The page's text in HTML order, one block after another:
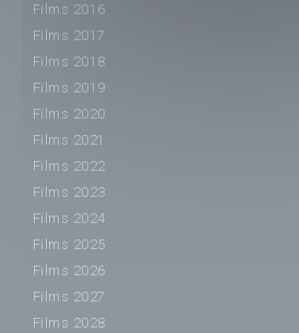
Films 2016
Films 2017
Films 2018
Films 2019
Films 2020
Films 2021
Films 2022
Films 2023
Films 2024
Films 2025
Films 2026
Films 2027
Films 2028